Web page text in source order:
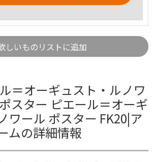
しいものリストに追加
＝オーギュスト・ルノワ
スター ピエール＝オーギ
ワール ポスター FK20|ア
ムの詳細情報